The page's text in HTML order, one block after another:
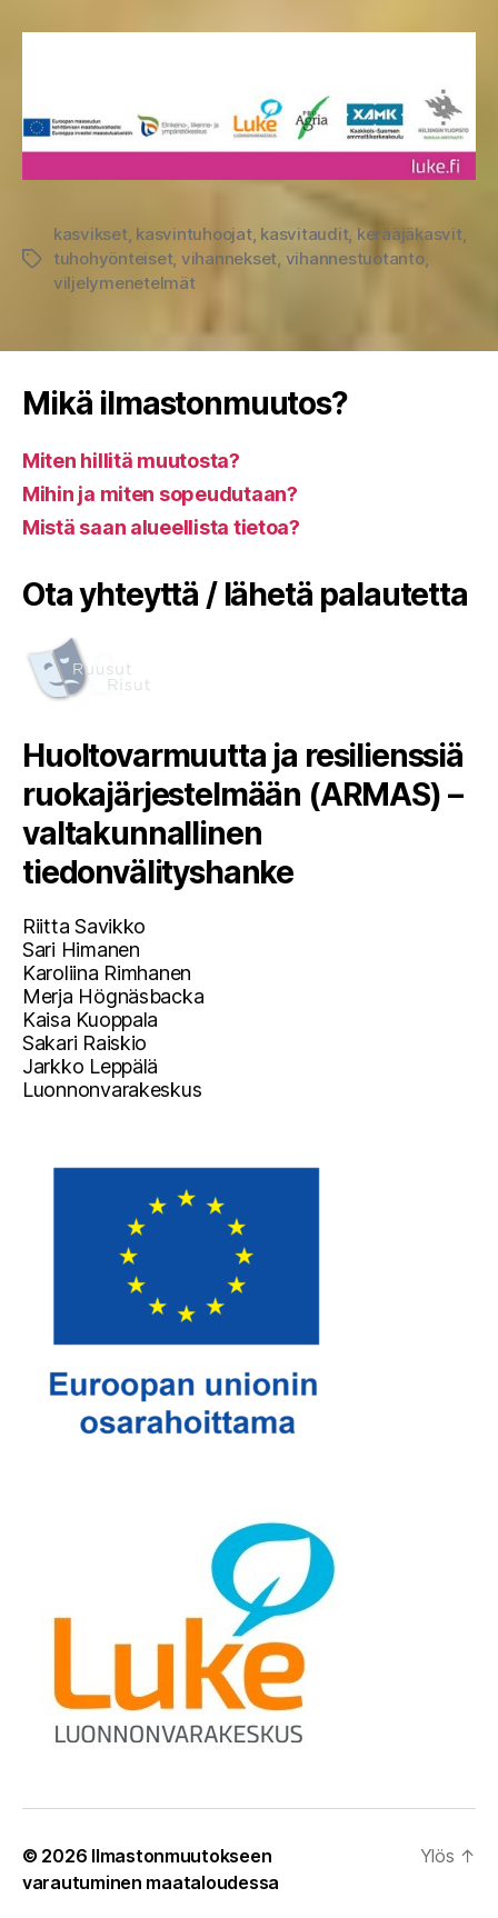
Avainsanat
kasvikset, kasvintuhoojat, kasvitaudit, kerääjäkasvit,
tuhohyönteiset, vihannekset, vihannestuotanto,
viljelymenetelmät
Mikä ilmastonmuutos?
Miten hillitä muutosta?
Mihin ja miten sopeudutaan?
Mistä saan alueellista tietoa?
Ota yhteyttä / lähetä palautetta
Huoltovarmuutta ja resilienssiä
ruokajärjestelmään (ARMAS) –
valtakunnallinen
tiedonvälityshanke
Riitta Savikko
Sari Himanen
Karoliina Rimhanen
Merja Högnäsbacka
Kaisa Kuoppala
Sakari Raiskio
Jarkko Leppälä
Luonnonvarakeskus
© 2026 Ilmastonmuutokseen
varautuminen maataloudessa
Ylös ↑